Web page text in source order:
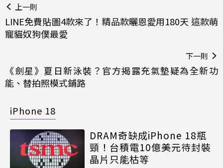
上一則
LINE免費貼圖4款來了！精品款曬恩愛用180天 這款萌
寵貓奴狗僕最愛
下一則
《劍星》夏日新泳裝？官方揭露充氣墊疑為全新功
能、替拍照模式鋪路
iPhone 18
DRAM奇缺成iPhone 18瓶
頸！台積電10億美元待封裝
晶片只能枯等